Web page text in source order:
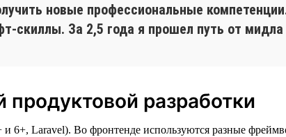
новые профессиональные
скиллы. За 2,5 года я прошел путь от
разработки
Laravel). Во фронтенде используются разные